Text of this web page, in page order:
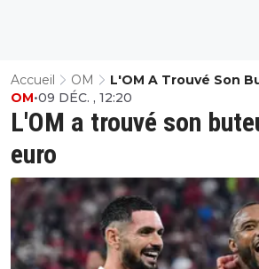
Accueil OM L'OM A Trouvé Son
L'OM a trouvé son
euro
OM•09 DÉC. , 12:20